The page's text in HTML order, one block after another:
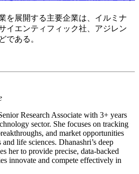
を展開する主要企業は、イルミナ
イエンティフィック社、アジレン
である。
Research Associate with 3+ years
sector. She focuses on tracking
and market opportunities
life sciences. Dhanashri’s deep
her to provide precise, data-backed
innovate and compete effectively in